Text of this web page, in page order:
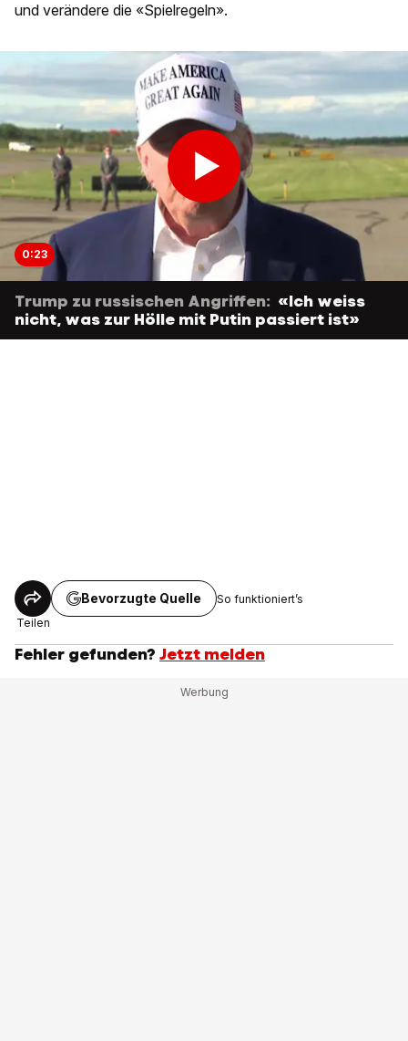
und verändere die «Spielregeln».
0:23
Trump zu russischen Angriffen: «Ich weiss
nicht, was zur Hölle mit Putin passiert ist»
Teilen
Bevorzugte Quelle So funktioniert’s
Fehler gefunden? Jetzt melden